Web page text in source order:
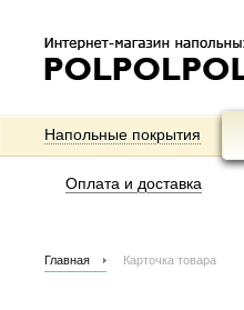
Напольные покрытия
Оплата и доставка
Главная Карточка товара